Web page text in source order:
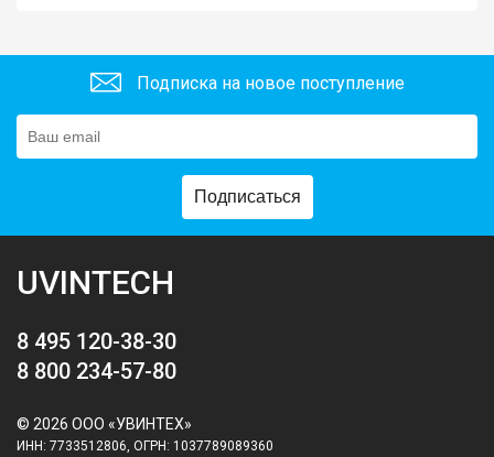
Подписка на новое поступление
Подписаться
UVINTECH
8 495 120-38-30
8 800 234-57-80
© 2026 ООО «УВИНТЕХ»
ИНН: 7733512806, ОГРН: 1037789089360